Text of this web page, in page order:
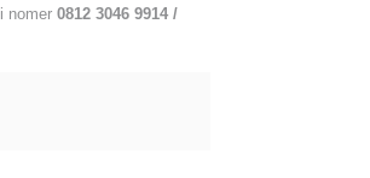
nomer0812 3046 9914 /